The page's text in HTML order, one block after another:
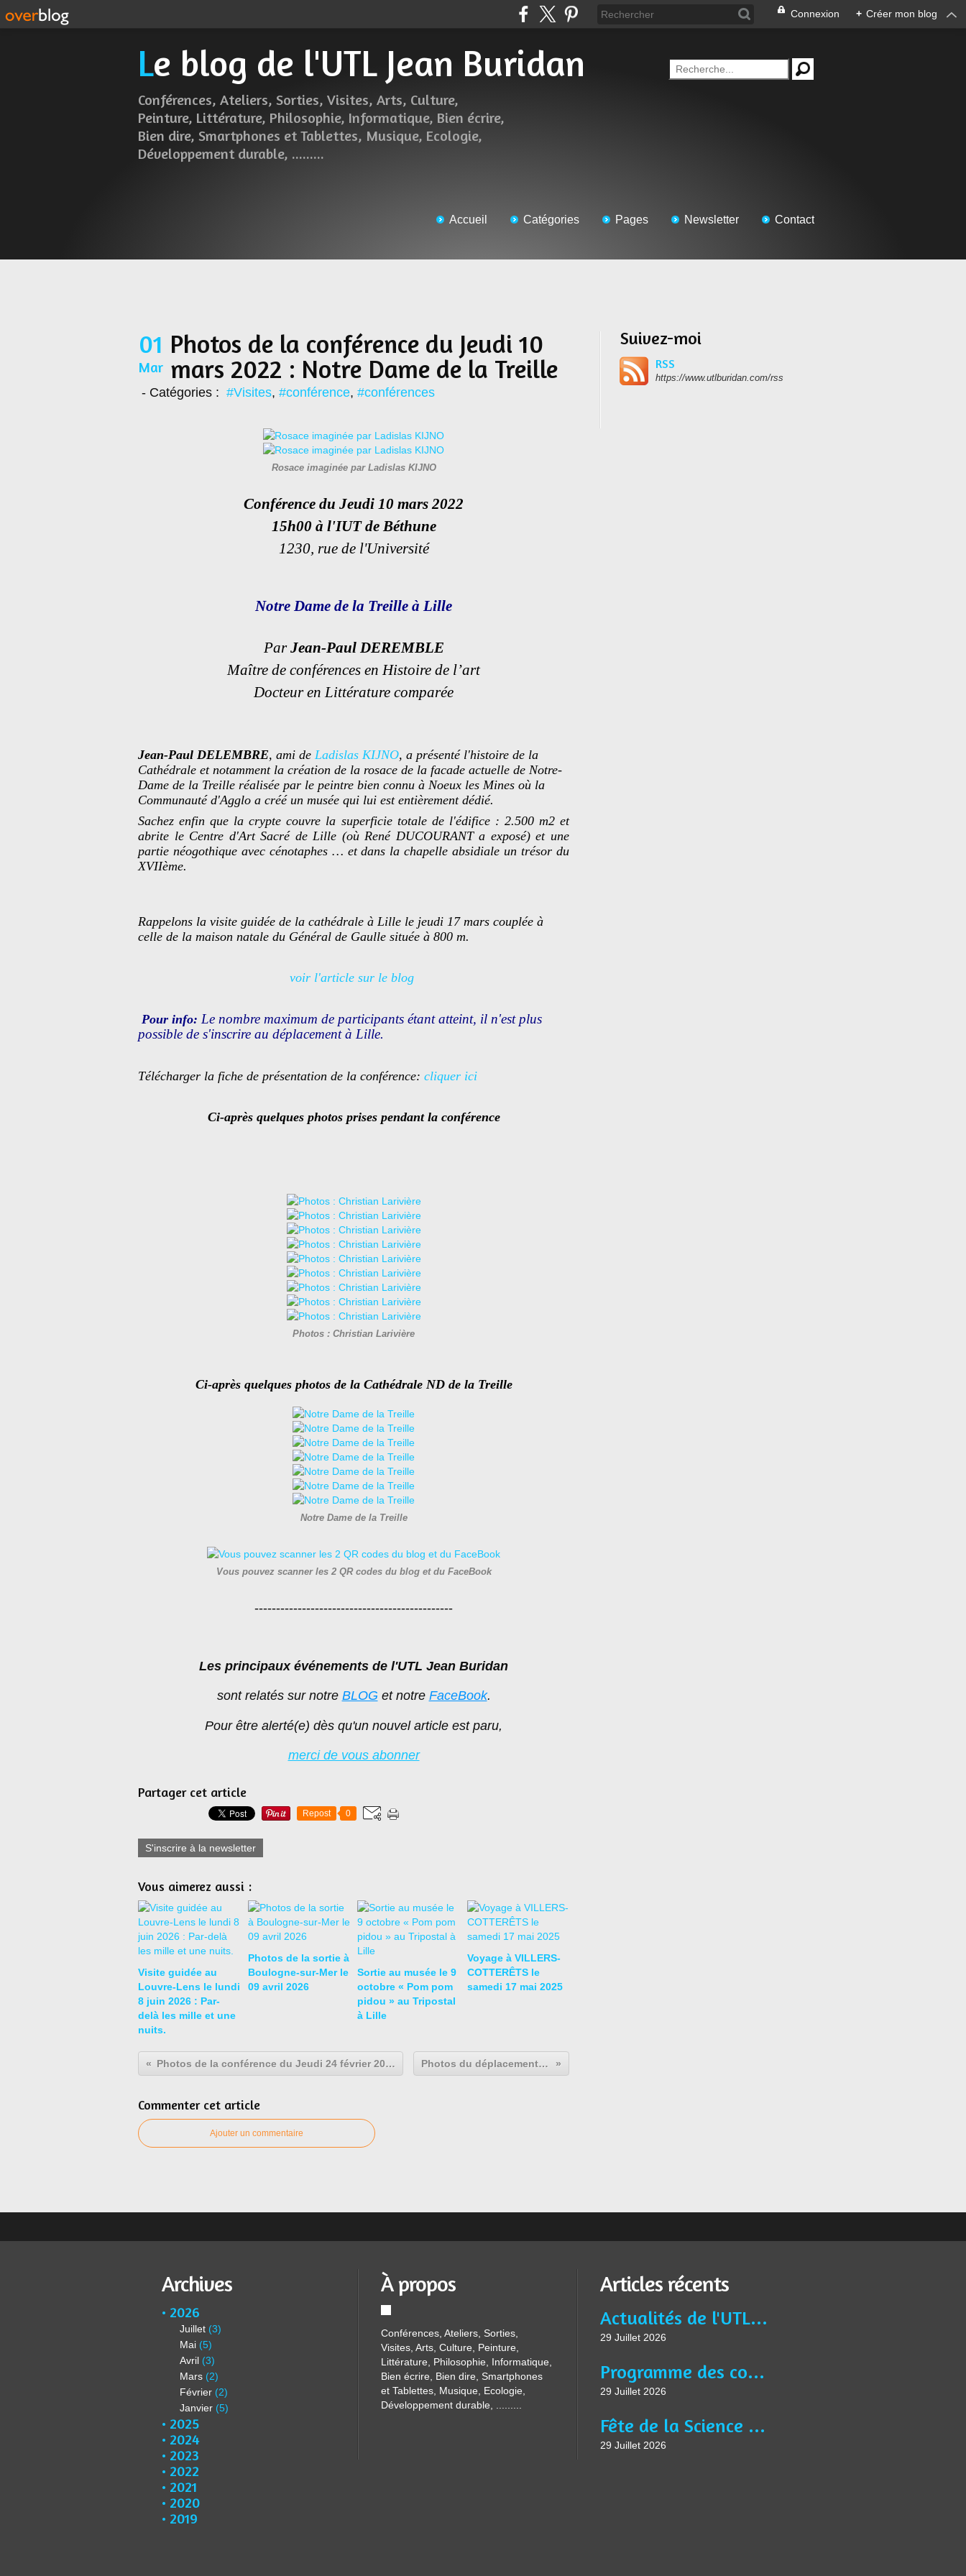
Connexion + Créer mon blog
Le blog de l'UTL Jean Buridan
Conférences, Ateliers, Sorties, Visites, Arts, Culture,
Peinture, Littérature, Philosophie, Informatique, Bien écrire,
Bien dire, Smartphones et Tablettes, Musique, Ecologie,
Développement durable, .........
Accueil Catégories Pages Newsletter Contact
01
Mar
Photos de la conférence du Jeudi 10
mars 2022 : Notre Dame de la Treille
- Catégories : #Visites, #conférence, #conférences
Rosace imaginée par Ladislas KIJNO
Conférence du Jeudi 10 mars 2022
15h00 à l'IUT de Béthune
1230, rue de l'Université
Notre Dame de la Treille à Lille
ParJean-Paul DEREMBLE
Maître de conférences en Histoire de l’art
Docteur en Littérature comparée
Jean-Paul DELEMBRE, ami de Ladislas KIJNO, a présenté l'histoire de la
Cathédrale et notamment la création de la rosace de la facade actuelle de Notre-
Dame de la Treille réalisée par le peintre bien connu à Noeux les Mines où la
Communauté d'Agglo a créé un musée qui lui est entièrement dédié.
Sachez enfin que la crypte couvre la superficie totale de l'édifice : 2.500 m2 et
abrite le Centre d'Art Sacré de Lille (où René DUCOURANT a exposé) et une
partie néogothique avec cénotaphes … et dans la chapelle absidiale un trésor du
XVIIème.
Rappelons la visite guidée de la cathédrale à Lille le jeudi 17 mars couplée à
celle de la maison natale du Général de Gaulle située à 800 m.
voir l'article sur le blog
Pour info: Le nombre maximum de participants étant atteint, il n'est plus
possible de s'inscrire au déplacement à Lille.
Télécharger la fiche de présentation de la conférence: cliquer ici
Ci-après quelques photos prises pendant la conférence
Photos : Christian Larivière
Ci-après quelques photos de la Cathédrale ND de la Treille
Notre Dame de la Treille
Vous pouvez scanner les 2 QR codes du blog et du FaceBook
----------------------------------------------
Les principaux événements de l'UTL Jean Buridan
sont relatés sur notre BLOG et notre FaceBook.
Pour être alerté(e) dès qu'un nouvel article est paru,
merci de vous abonner
Partager cet article
Repost 0
S'inscrire à la newsletter
Vous aimerez aussi :
Visite guidée au
Louvre-Lens le lundi
8 juin 2026 : Par-
delà les mille et une
nuits.
Photos de la sortie à
Boulogne-sur-Mer le
09 avril 2026
Sortie au musée le 9
octobre « Pom pom
pidou » au Tripostal
à Lille
Voyage à VILLERS-
COTTERÊTS le
samedi 17 mai 2025
Photos de la conférence du Jeudi 24 février 2022 : Lumino et relaxothérapie combinées Photos du déplacement à LILLE le 17 mars 2022
Commenter cet article
Ajouter un commentaire
Suivez-moi
RSS
https://www.utlburidan.com/rss
Archives
2026
Juillet (3)
Mai (5)
Avril (3)
Mars (2)
Février (2)
Janvier (5)
2025
2024
2023
2022
2021
2020
2019
À propos
Conférences, Ateliers, Sorties,
Visites, Arts, Culture, Peinture,
Littérature, Philosophie, Informatique,
Bien écrire, Bien dire, Smartphones
et Tablettes, Musique, Ecologie,
Développement durable, .........
Articles récents
Actualités de l'UTL Jean BURIDAN
29 Juillet 2026
Programme des conférences, des activités et ateliers de l'année universitaire 2025-2026
29 Juillet 2026
Fête de la Science à Liévin le jeudi 8 octobre à 9h30, sur le thème " Saveurs Savantes ".
29 Juillet 2026